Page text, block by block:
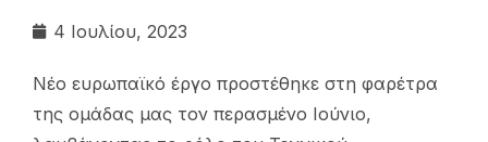
4 Ιουλίου, 2023
Νέο ευρωπαϊκό έργο προστέθηκε στη φαρέτρα
της ομάδας μας τον περασμένο Ιούνιο,